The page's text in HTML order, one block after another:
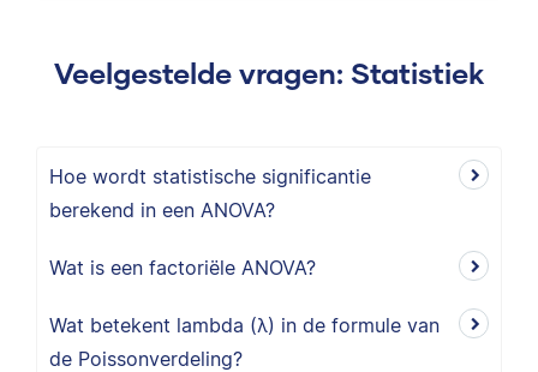
Veelgestelde vragen: Statistiek
Hoe wordt statistische significantie
berekend in een ANOVA?
Wat is een factoriële ANOVA?
Wat betekent lambda (λ) in de formule van
de Poissonverdeling?